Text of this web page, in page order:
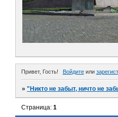
Привет, Гость! Войдитеили
»"Никто не забыт, ничто не
Страница:1